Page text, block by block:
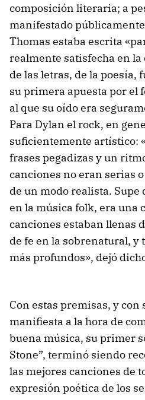
composición literaria; a
manifestado
Thomas estaba escrita
realmente satisfecha en
de las letras, de la poesía,
su primera apuesta por el
al que su oído era
Para Dylan el rock, en
suficientemente artístico:
frases pegadizas y un
canciones no eran serias
de un modo realista. Supe
en la música folk, era una
canciones estaban llenas
de fe en la sobrenatural,
más profundos», dejó
Con estas premisas, y
manifiesta a la hora de
buena música, su primer
Stone”, terminó siendo
las mejores canciones de
expresión poética de los